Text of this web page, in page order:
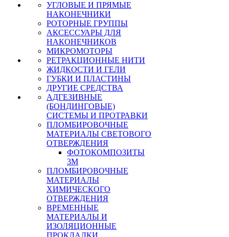
УГЛОВЫЕ И ПРЯМЫЕ
НАКОНЕЧНИКИ
РОТОРНЫЕ ГРУППЫ
АКСЕССУАРЫ ДЛЯ
НАКОНЕЧНИКОВ
МИКРОМОТОРЫ
РЕТРАКЦИОННЫЕ НИТИ
ЖИДКОСТИ И ГЕЛИ
ГУБКИ И ПЛАСТИНЫ
ДРУГИЕ СРЕДСТВА
АДГЕЗИВНЫЕ
(БОНДИНГОВЫЕ)
СИСТЕМЫ И ПРОТРАВКИ
ПЛОМБИРОВОЧНЫЕ
МАТЕРИАЛЫ СВЕТОВОГО
ОТВЕРЖДЕНИЯ
ФОТОКОМПОЗИТЫ
3М
ПЛОМБИРОВОЧНЫЕ
МАТЕРИАЛЫ
ХИМИЧЕСКОГО
ОТВЕРЖДЕНИЯ
ВРЕМЕННЫЕ
МАТЕРИАЛЫ И
ИЗОЛЯЦИОННЫЕ
ПРОКЛАДКИ